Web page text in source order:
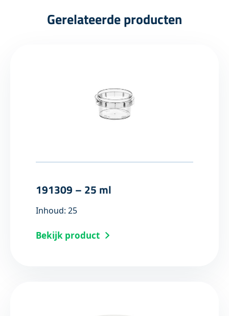
Gerelateerde producten
191309 – 25 ml
Inhoud: 25
Bekijk product